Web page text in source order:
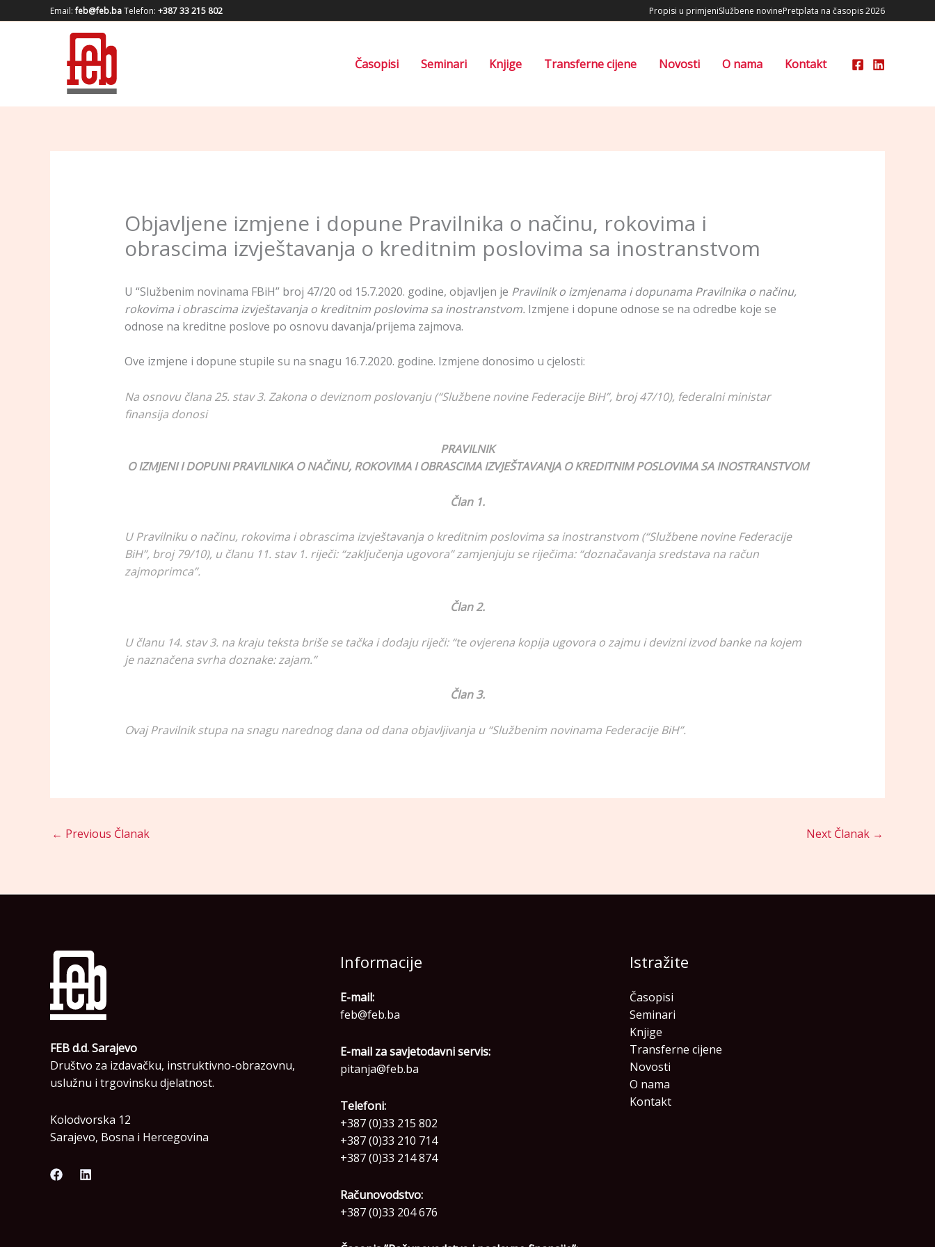
to
Email:feb@feb.baTelefon: +387 33 215 802 Propisi u primjeniSlužbene novinePretplata na časopis 2026
Časopisi Seminari Knjige Transferne cijene Novosti O nama Kontakt
Objavljene izmjene i dopune Pravilnika o načinu, rokovima i
obrascima izvještavanja o kreditnim poslovima sa inostranstvom
U “Službenim novinama FBiH” broj 47/20 od 15.7.2020. godine, objavljen je Pravilnik o izmjenama i dopunama Pravilnika o načinu,
rokovima i obrascima izvještavanja o kreditnim poslovima sa inostranstvom. Izmjene i dopune odnose se na odredbe koje se
odnose na kreditne poslove po osnovu davanja/prijema zajmova.
Ove izmjene i dopune stupile su na snagu 16.7.2020. godine. Izmjene donosimo u cjelosti:
Na osnovu člana 25. stav 3. Zakona o deviznom poslovanju (“Službene novine Federacije BiH”, broj 47/10), federalni ministar
finansija donosi
PRAVILNIK
O IZMJENI I DOPUNI PRAVILNIKA O NAČINU, ROKOVIMA I OBRASCIMA IZVJEŠTAVANJA O KREDITNIM POSLOVIMA SA INOSTRANSTVOM
Član 1.
U Pravilniku o načinu, rokovima i obrascima izvještavanja o kreditnim poslovima sa inostranstvom (“Službene novine Federacije
BiH”, broj 79/10), u članu 11. stav 1. riječi: “zaključenja ugovora” zamjenjuju se riječima: “doznačavanja sredstava na račun
zajmoprimca”.
Član 2.
U članu 14. stav 3. na kraju teksta briše se tačka i dodaju riječi: “te ovjerena kopija ugovora o zajmu i devizni izvod banke na kojem
je naznačena svrha doznake: zajam.”
Član 3.
Ovaj Pravilnik stupa na snagu narednog dana od dana objavljivanja u “Službenim novinama Federacije BiH”.
← Previous Članak Next Članak →
FEB d.d. Sarajevo
Društvo za izdavačku, instruktivno-obrazovnu,
uslužnu i trgovinsku djelatnost.
Kolodvorska 12
Sarajevo, Bosna i Hercegovina
Informacije
E-mail:
feb@feb.ba
E-mail za savjetodavni servis:
pitanja@feb.ba
Telefoni:
+387 (0)33 215 802
+387 (0)33 210 714
+387 (0)33 214 874
Računovodstvo:
+387 (0)33 204 676
Istražite
Časopisi
Seminari
Knjige
Transferne cijene
Novosti
O nama
Kontakt